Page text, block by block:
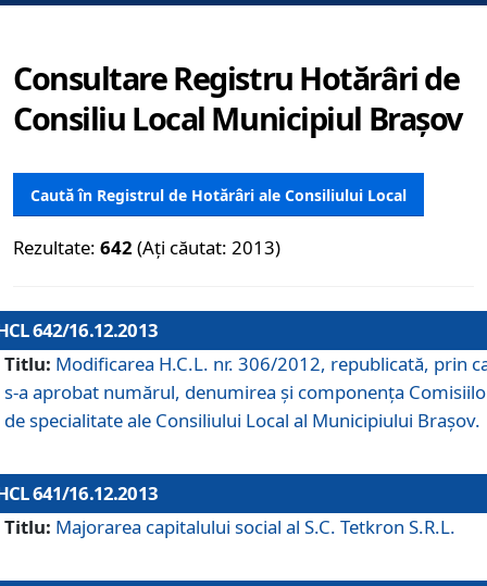
Consultare Registru Hotărâri de
Consiliu Local Municipiul Brașov
Caută în Registrul de Hotărâri ale Consiliului Local
Rezultate: 642 (Ați căutat: 2013)
642/16.12.2013
Titlu: Modificarea H.C.L. nr. 306/2012, republicată, prin
s-a aprobat numărul, denumirea şi componenţa
de specialitate ale Consiliului Local al Municipiului Braşov.
641/16.12.2013
Titlu: Majorarea capitalului social al S.C. Tetkron S.R.L.